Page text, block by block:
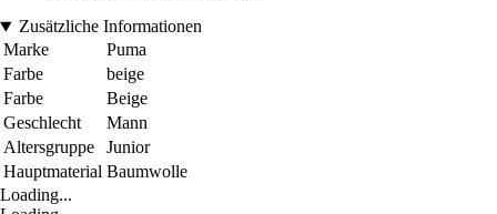
Zusätzliche Informationen
Marke
Puma
Farbe
beige
Farbe
Beige
Geschlecht
Mann
Altersgruppe
Junior
Hauptmaterial Baumwolle
Loading...